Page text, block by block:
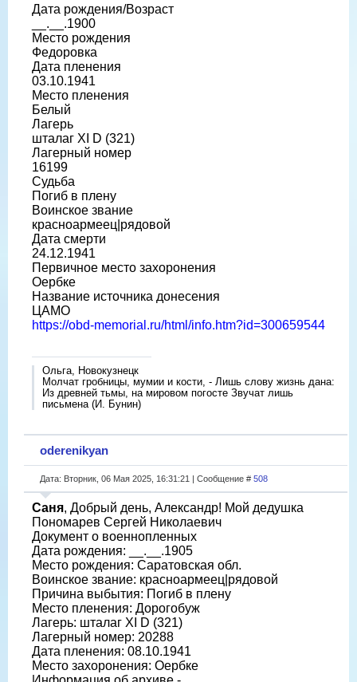
Дата рождения/Возраст
__.__.1900
Место рождения
Федоровка
Дата пленения
03.10.1941
Место пленения
Белый
Лагерь
шталаг XI D (321)
Лагерный номер
16199
Судьба
Погиб в плену
Воинское звание
красноармеец|рядовой
Дата смерти
24.12.1941
Первичное место захоронения
Оербке
Название источника донесения
ЦАМО
https://obd-memorial.ru/html/info.htm?id=300659544
Ольга, Новокузнецк
Молчат гробницы, мумии и кости, - Лишь слову жизнь дана:
Из древней тьмы, на мировом погосте Звучат лишь
письмена (И. Бунин)
oderenikyan
Дата: Вторник, 06 Мая 2025, 16:31:21 | Сообщение # 508
Саня, Добрый день, Александр! Мой дедушка
Пономарев Сергей Николаевич
Документ о военнопленных
Дата рождения: __.__.1905
Место рождения: Саратовская обл.
Воинское звание: красноармеец|рядовой
Причина выбытия: Погиб в плену
Место пленения: Дорогобуж
Лагерь: шталаг XI D (321)
Лагерный номер: 20288
Дата пленения: 08.10.1941
Место захоронения: Оербке